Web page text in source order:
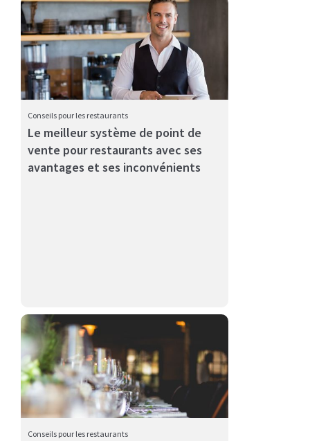
This playbook provides specific prompts for Claude,
ChatGPT, Not...
Conseils pour les restaurants
Le meilleur système de point de
vente pour restaurants avec ses
avantages et ses inconvénients
Conseils pour les restaurants